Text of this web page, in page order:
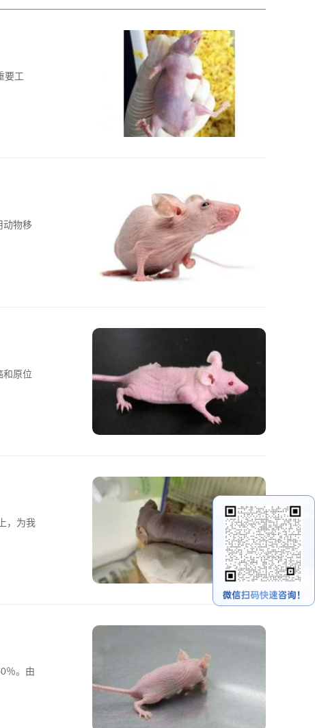
要工
动物移
和原位
，为我
％。由